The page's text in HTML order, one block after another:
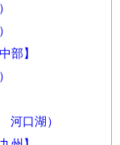
部】
河口湖）